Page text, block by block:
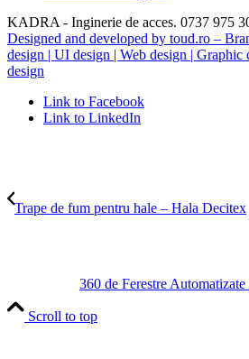
KADRA - Inginerie de acces. 0737 975
Designed and developed by toud.ro –
design | UI design | Web design | Graphic
design
Link to Facebook
Link to LinkedIn
Trape de fum pentru hale – Hala Decitex
360 de Ferestre
Scroll to top